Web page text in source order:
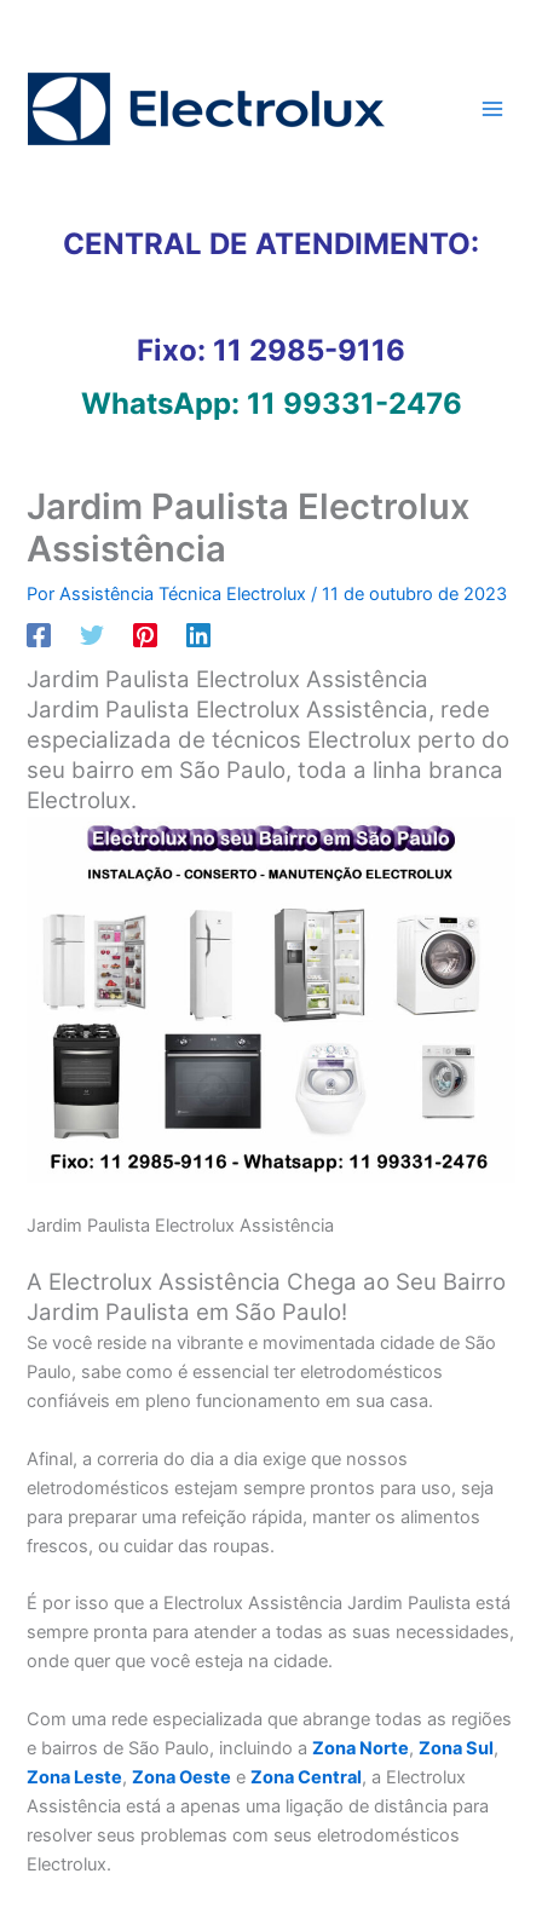
conteúdo
CENTRAL DE ATENDIMENTO:
Fixo: 11 2985-9116
WhatsApp: 11 99331-2476
Jardim Paulista Electrolux
Assistência
PorAssistência Técnica Electrolux/11 de outubro de 2023
Jardim Paulista Electrolux Assistência
Jardim Paulista Electrolux Assistência, rede
especializada de técnicos Electrolux perto do
seu bairro em São Paulo, toda a linha branca
Electrolux.
Jardim Paulista Electrolux Assistência
A Electrolux Assistência Chega ao Seu Bairro
Jardim Paulista em São Paulo!
Se você reside na vibrante e movimentada cidade de São
Paulo, sabe como é essencial ter eletrodomésticos
confiáveis em pleno funcionamento em sua casa.
Afinal, a correria do dia a dia exige que nossos
eletrodomésticos estejam sempre prontos para uso, seja
para preparar uma refeição rápida, manter os alimentos
frescos, ou cuidar das roupas.
É por isso que a Electrolux Assistência Jardim Paulista está
sempre pronta para atender a todas as suas necessidades,
onde quer que você esteja na cidade.
Com uma rede especializada que abrange todas as regiões
e bairros de São Paulo, incluindo aZona Norte,Zona Sul,
Zona Leste,Zona Oeste eZona Central, a Electrolux
Assistência está a apenas uma ligação de distância para
resolver seus problemas com seus eletrodomésticos
Electrolux.